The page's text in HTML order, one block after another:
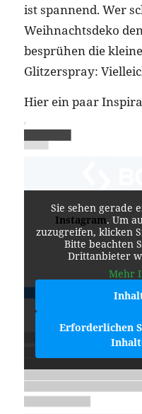
ist spannend. Wer
Weihnachtsdeko
besprühen die
Glitzerspray:
Hier ein paar
Sie sehen gerade
Instagram. Um
zuzugreifen, klicken
Bitte beachten
Drittanbieter
Mehr
Erforderlichen